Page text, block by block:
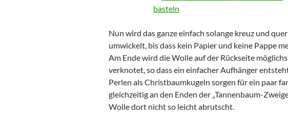
Nun wird das ganze einfach solange kreuz und
umwickelt, bis dass kein Papier und keine Pappe
Am Ende wird die Wolle auf der Rückseite
verknotet, so dass ein einfacher Aufhänger
Perlen als Christbaumkugeln sorgen für ein paar
gleichzeitig an den Enden der „Tannenbaum-
Wolle dort nicht so leicht abrutscht.